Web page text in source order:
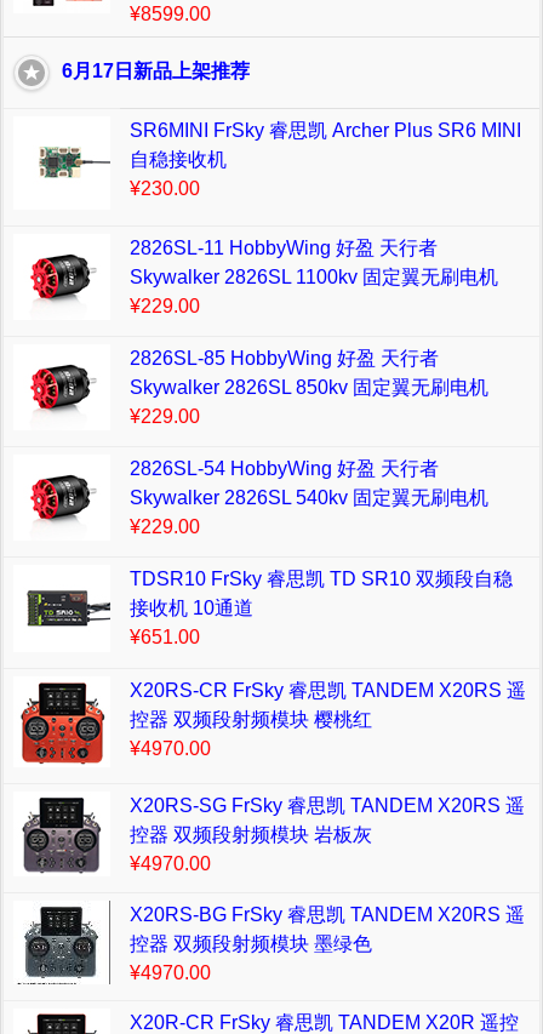
¥8599.00
6月17日新品上架推荐
SR6MINI FrSky 睿思凯 Archer Plus SR6 MINI
自稳接收机
¥230.00
2826SL-11 HobbyWing 好盈 天行者
Skywalker 2826SL 1100kv 固定翼无刷电机
¥229.00
2826SL-85 HobbyWing 好盈 天行者
Skywalker 2826SL 850kv 固定翼无刷电机
¥229.00
2826SL-54 HobbyWing 好盈 天行者
Skywalker 2826SL 540kv 固定翼无刷电机
¥229.00
TDSR10 FrSky 睿思凯 TD SR10 双频段自稳
接收机 10通道
¥651.00
X20RS-CR FrSky 睿思凯 TANDEM X20RS 遥
控器 双频段射频模块 樱桃红
¥4970.00
X20RS-SG FrSky 睿思凯 TANDEM X20RS 遥
控器 双频段射频模块 岩板灰
¥4970.00
X20RS-BG FrSky 睿思凯 TANDEM X20RS 遥
控器 双频段射频模块 墨绿色
¥4970.00
X20R-CR FrSky 睿思凯 TANDEM X20R 遥控